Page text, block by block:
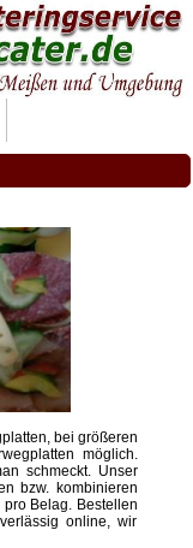
bei größeren
möglich.
schmeckt. Unser
bzw. kombinieren
Belag. Bestellen
online, wir